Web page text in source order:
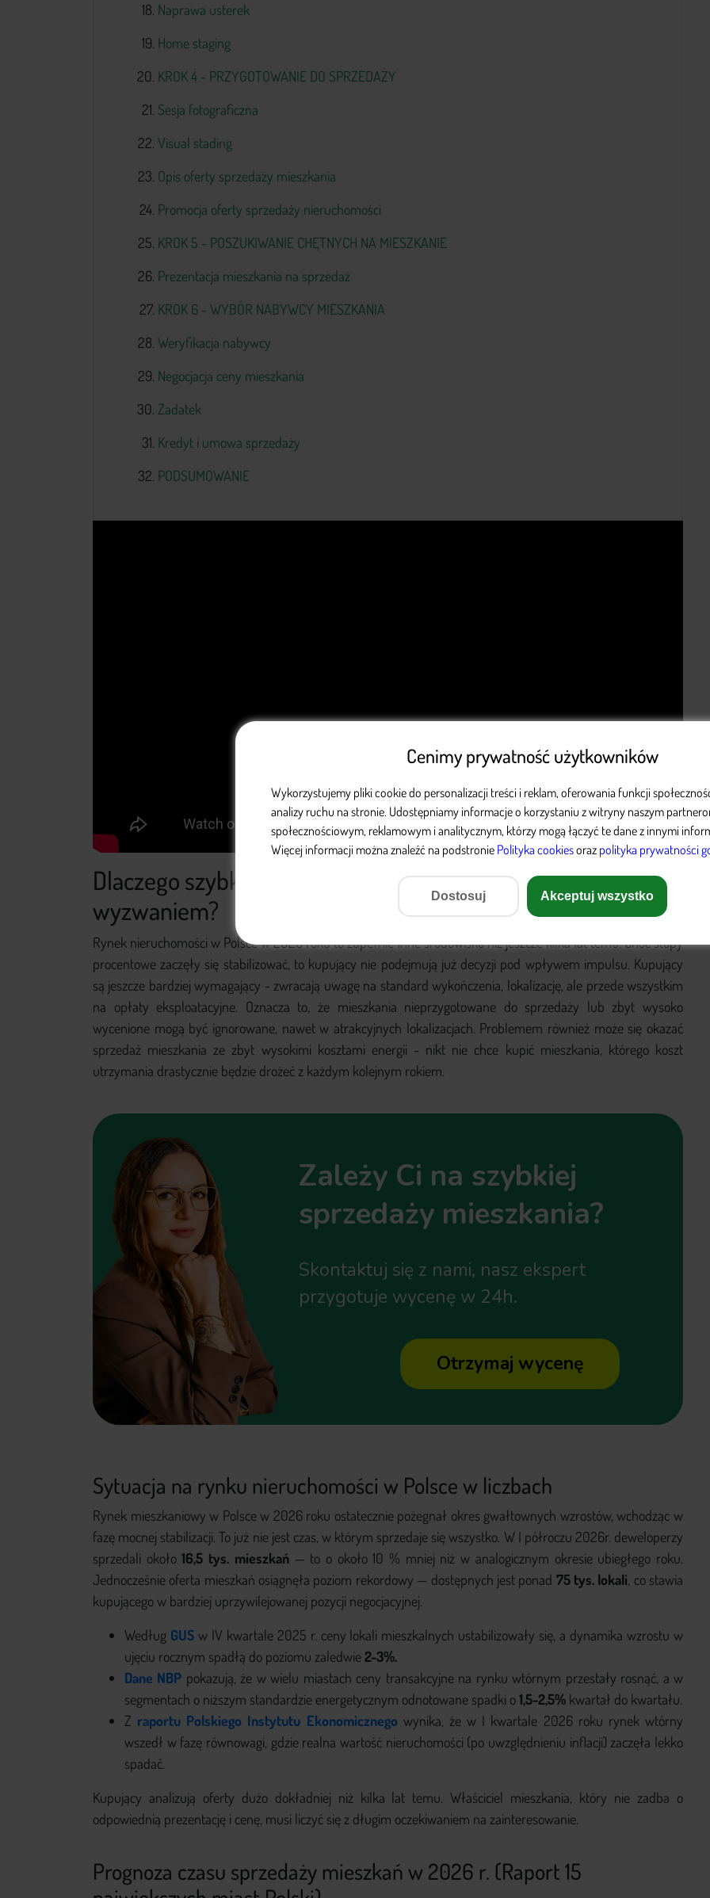
Naprawa usterek
Home staging
KROK 4 - PRZYGOTOWANIE DO SPRZEDAŻY
Sesja fotograficzna
Visual stading
Opis oferty sprzedaży mieszkania
Promocja oferty sprzedaży nieruchomości
KROK 5 - POSZUKIWANIE CHĘTNYCH NA MIESZKANIE
Prezentacja mieszkania na sprzedaż
KROK 6 - WYBÓR NABYWCY MIESZKANIA
Weryfikacja nabywcy
Negocjacja ceny mieszkania
Zadatek
Kredyt i umowa sprzedaży
PODSUMOWANIE
Dlaczego szybka sprzedaż mieszkania w 2026 roku jest
wyzwaniem?
Rynek nieruchomości w Polsce w 2026 roku to zupełnie inne środowisko niż jeszcze kilka lat temu. Choć stopy
procentowe zaczęły się stabilizować, to kupujący nie podejmują już decyzji pod wpływem impulsu. Kupujący
są jeszcze bardziej wymagający - zwracają uwagę na standard wykończenia, lokalizację, ale przede wszystkim
na opłaty eksploatacyjne. Oznacza to, że mieszkania nieprzygotowane do sprzedaży lub zbyt wysoko
wycenione mogą być ignorowane, nawet w atrakcyjnych lokalizacjach. Problemem również może się okazać
sprzedaż mieszkania ze zbyt wysokimi kosztami energii - nikt nie chce kupić mieszkania, którego koszt
utrzymania drastycznie będzie drożeć z każdym kolejnym rokiem.
Zależy Ci na szybkiej
sprzedaży mieszkania?
Skontaktuj się z nami, nasz ekspert
przygotuje wycenę w 24h.
Otrzymaj wycenę
Sytuacja na rynku nieruchomości w Polsce w liczbach
Rynek mieszkaniowy w Polsce w 2026 roku ostatecznie pożegnał okres gwałtownych wzrostów, wchodząc w
fazę mocnej stabilizacji. To już nie jest czas, w którym sprzedaje się wszystko. W I półroczu 2026r. deweloperzy
sprzedali około16,5 tys. mieszkań— to o około 10 % mniej niż w analogicznym okresie ubiegłego roku.
Jednocześnie oferta mieszkań osiągnęła poziom rekordowy — dostępnych jest ponad 75 tys. lokali, co stawia
kupującego w bardziej uprzywilejowanej pozycji negocjacyjnej.
Według GUSw IV kwartale 2025 r. ceny lokali mieszkalnych ustabilizowały się, a dynamika wzrostu w
ujęciu rocznym spadłą do poziomu zaledwie2-3%.
Dane NBP pokazują, że w wielu miastach ceny transakcyjne na rynku wtórnym przestały rosnąć, a w
segmentach o niższym standardzie energetycznym odnotowane spadki o1,5-2,5% kwartał do kwartału.
Z raportu Polskiego Instytutu Ekonomicznegowynika, że w I kwartale 2026 roku rynek wtórny
wszedł w fazę równowagi, gdzie realna wartość nieruchomości (po uwzględnieniu inflacji) zaczęła lekko
spadać.
Kupujący analizują oferty dużo dokładniej niż kilka lat temu. Właściciel mieszkania, który nie zadba o
odpowiednią prezentację i cenę, musi liczyć się z długim oczekiwaniem na zainteresowanie.
Prognoza czasu sprzedaży mieszkań w 2026 r. (Raport 15
Cenimy prywatność użytkowników
Wykorzystujemy pliki cookie do personalizacji treści i reklam, oferowania funkcji
analizy ruchu na stronie. Udostępniamy informacje o korzystaniu z witryny naszym
społecznościowym, reklamowym i analitycznym, którzy mogą łączyć te dane z innymi
Więcej informacji można znaleźć na podstronie Polityka cookiesoraz ​ polityka prywatności
Dostosuj Akceptuj wszystko